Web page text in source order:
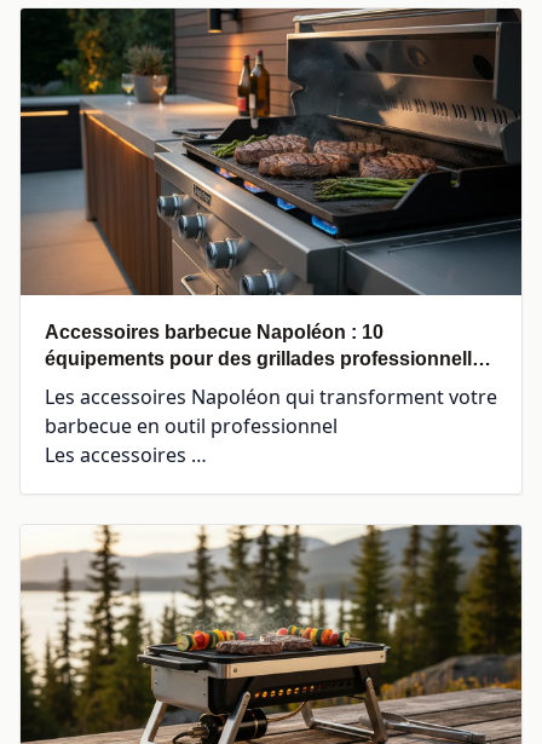
Accessoires barbecue Napoléon : 10
équipements pour des grillades professionnelles
en 2026
Les accessoires Napoléon qui transforment votre
barbecue en outil professionnel
Les accessoires …